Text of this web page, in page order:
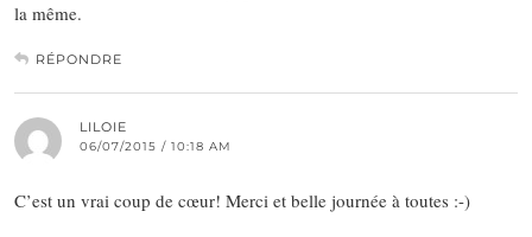
la même.
RÉPONDRE
LILOIE
06/07/2015 / 10:18 AM
C’est un vrai coup de cœur! Merci et belle journée à toutes :-)